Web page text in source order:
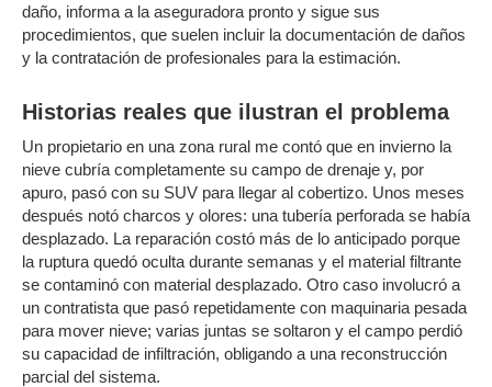
daño, informa a la aseguradora pronto y sigue sus
procedimientos, que suelen incluir la documentación de daños
y la contratación de profesionales para la estimación.
Historias reales que ilustran el problema
Un propietario en una zona rural me contó que en invierno la
nieve cubría completamente su campo de drenaje y, por
apuro, pasó con su SUV para llegar al cobertizo. Unos meses
después notó charcos y olores: una tubería perforada se había
desplazado. La reparación costó más de lo anticipado porque
la ruptura quedó oculta durante semanas y el material filtrante
se contaminó con material desplazado. Otro caso involucró a
un contratista que pasó repetidamente con maquinaria pesada
para mover nieve; varias juntas se soltaron y el campo perdió
su capacidad de infiltración, obligando a una reconstrucción
parcial del sistema.